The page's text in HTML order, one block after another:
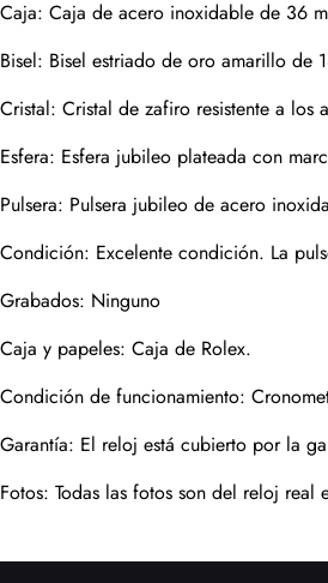
Caja: Caja de acero inoxidable de 36
Bisel: Bisel estriado de oro amarillo de
Cristal: Cristal de zafiro resistente a los
Esfera: Esfera jubileo plateada con
Pulsera: Pulsera jubileo de acero
Condición: Excelente condición. La
Grabados: Ninguno
Caja y papeles: Caja de Rolex.
Condición de funcionamiento:
Garantía: El reloj está cubierto por la
Fotos: Todas las fotos son del reloj real